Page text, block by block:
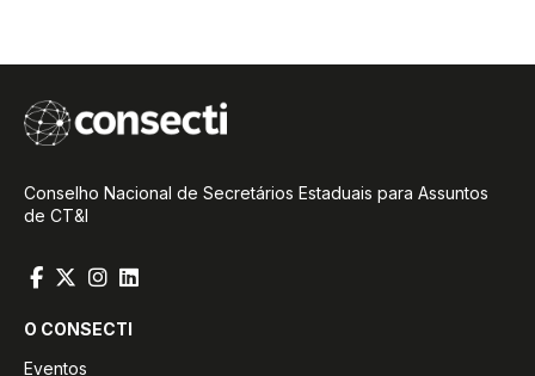
Conselho Nacional de Secretários Estaduais para Assuntos
de CT&I
O CONSECTI
Eventos